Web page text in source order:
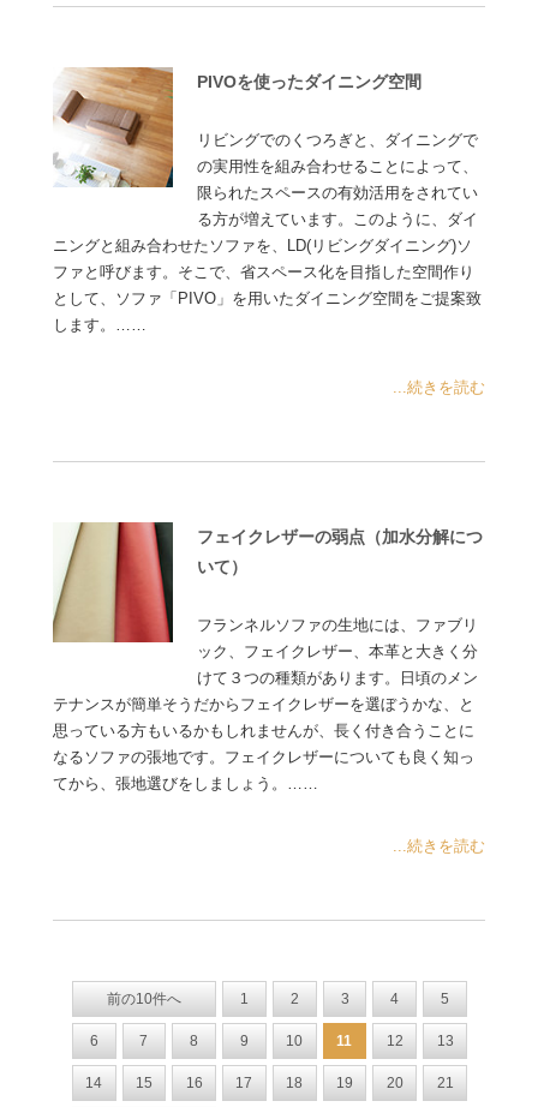
PIVOを使ったダイニング空間
リビングでのくつろぎと、ダイニングで
の実用性を組み合わせることによって、
限られたスペースの有効活用をされてい
る方が増えています。このように、ダイ
ニングと組み合わせたソファを、LD(リビングダイニング)ソ
ファと呼びます。そこで、省スペース化を目指した空間作り
として、ソファ「PIVO」を用いたダイニング空間をご提案致
します。……
...続きを読む
フェイクレザーの弱点（加水分解につ
いて）
フランネルソファの生地には、ファブリ
ック、フェイクレザー、本革と大きく分
けて３つの種類があります。日頃のメン
テナンスが簡単そうだからフェイクレザーを選ぼうかな、と
思っている方もいるかもしれませんが、長く付き合うことに
なるソファの張地です。フェイクレザーについても良く知っ
てから、張地選びをしましょう。……
...続きを読む
前の10件へ 1 2 3 4 5
6 7 8 9 10 11 12 13
14 15 16 17 18 19 20 21